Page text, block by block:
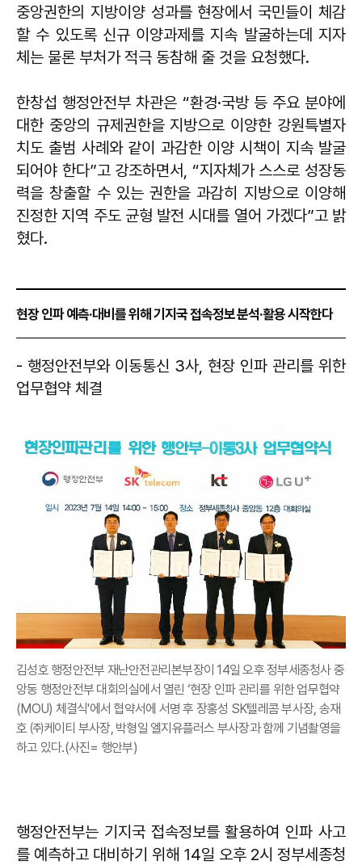
중앙권한의 지방이양 성과를 현장에서 국민들이 체감
할 수 있도록 신규 이양과제를 지속 발굴하는데 지자
체는 물론 부처가 적극 동참해 줄 것을 요청했다.
한창섭 행정안전부 차관은 “환경·국방 등 주요 분야에
대한 중앙의 규제권한을 지방으로 이양한 강원특별자
치도 출범 사례와 같이 과감한 이양 시책이 지속 발굴
되어야 한다”고 강조하면서, “지자체가 스스로 성장동
력을 창출할 수 있는 권한을 과감히 지방으로 이양해
진정한 지역 주도 균형 발전 시대를 열어 가겠다”고 밝
혔다.
현장 인파 예측·대비를 위해 기지국 접속정보 분석·활용 시작한다
- 행정안전부와 이동통신 3사, 현장 인파 관리를 위한
업무협약 체결
김성호 행정안전부 재난안전관리본부장이 14일 오후 정부세종청사 중
앙동 행정안전부 대회의실에서 열린 ‘현장 인파 관리를 위한 업무협약
(MOU) 체결식'에서 협약서에 서명 후 장홍성 SK텔레콤 부사장, 송재
호 ㈜케이티 부사장, 박형일 엘지유플러스 부사장과 함께 기념촬영을
하고 있다.(사진= 행안부)
행정안전부는 기지국 접속정보를 활용하여 인파 사고
를 예측하고 대비하기 위해 14일 오후 2시 정부세종청